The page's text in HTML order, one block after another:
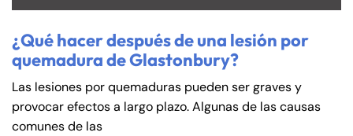
¿Qué hacer después de una lesión por
quemadura de Glastonbury?
Las lesiones por quemaduras pueden ser graves y
provocar efectos a largo plazo. Algunas de las causas
comunes de las